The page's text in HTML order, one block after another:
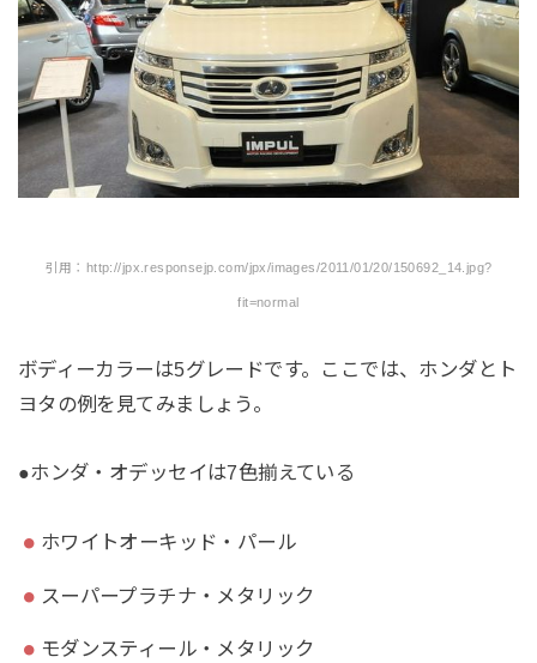
引用：http://jpx.responsejp.com/jpx/images/2011/01/20/150692_14.jpg?
fit=normal
ボディーカラーは5グレードです。ここでは、ホンダとト
ヨタの例を見てみましょう。
●ホンダ・オデッセイは7色揃えている
ホワイトオーキッド・パール
スーパープラチナ・メタリック
モダンスティール・メタリック